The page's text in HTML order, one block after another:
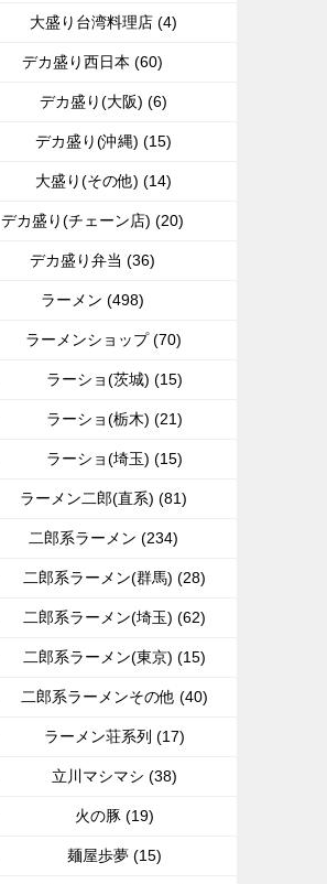
大盛り台湾料理店 (4)
デカ盛り西日本 (60)
デカ盛り(大阪) (6)
デカ盛り(沖縄) (15)
大盛り(その他) (14)
デカ盛り(チェーン店) (20)
デカ盛り弁当 (36)
ラーメン (498)
ラーメンショップ (70)
ラーショ(茨城) (15)
ラーショ(栃木) (21)
ラーショ(埼玉) (15)
ラーメン二郎(直系) (81)
二郎系ラーメン (234)
二郎系ラーメン(群馬) (28)
二郎系ラーメン(埼玉) (62)
二郎系ラーメン(東京) (15)
二郎系ラーメンその他 (40)
ラーメン荘系列 (17)
立川マシマシ (38)
火の豚 (19)
麺屋歩夢 (15)